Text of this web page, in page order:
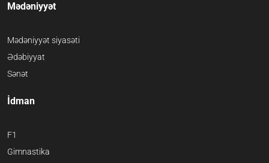
Mədəniyyət
Mədəniyyət siyasəti
Ədəbiyyat
Sənət
İdman
F1
Gimnastika